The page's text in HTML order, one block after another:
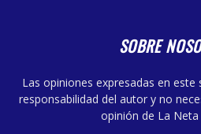
SOBRE
Las opiniones expresadas en
responsabilidad del autor y no
opinión de La Neta